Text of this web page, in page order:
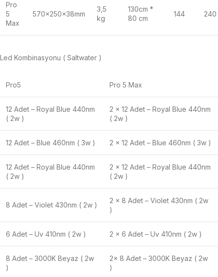
Pro
5
Max
570x250x38mm
3,5
kg
130cm *
80 cm
144 240
Led Kombinasyonu ( Saltwater )
Pro5 Pro 5 Max
12 Adet – Royal Blue 440nm
( 2w )
2 x 12 Adet – Royal Blue 440nm
( 2w )
12 Adet – Blue 460nm ( 3w ) 2 x 12 Adet – Blue 460nm ( 3w )
12 Adet – Royal Blue 440nm
( 2w )
2 x 12 Adet – Royal Blue 440nm
( 2w )
8 Adet – Violet 430nm ( 2w )
2 x 8 Adet – Violet 430nm ( 2w
)
6 Adet – Uv 410nm ( 2w ) 2 x 6 Adet – Uv 410nm ( 2w )
8 Adet – 3000K Beyaz ( 2w
)
2x 8 Adet – 3000K Beyaz ( 2w
)